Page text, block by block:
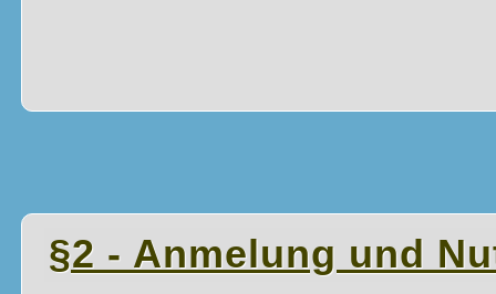
§2 - Anmelung und